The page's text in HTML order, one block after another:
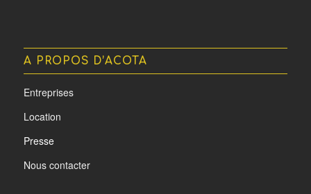
A PROPOS D’ACOTA
Entreprises
Location
Presse
Nous contacter